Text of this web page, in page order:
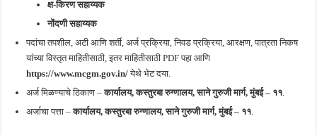
क्ष-किरण सहाय्यक
नोंदणी सहाय्यक
पदांचा तपशील, अटी आणि शर्ती, अर्ज प्रक्रिया, निवड प्रक्रिया, आरक्षण, पात्रता निकष
यांच्या विस्तृत माहितीसाठी, इतर माहितीसाठी PDF पहा आणि
https://www.mcgm.gov.in/येथे भेट दया.
अर्ज मिळण्याचे ठिकाण –कार्यालय, कस्तुरबा रुग्णालय, साने गुरुजी मार्ग, मुंबई – ११.
अर्जाचा पत्ता – कार्यालय, कस्तुरबा रुग्णालय, साने गुरुजी मार्ग, मुंबई – ११.